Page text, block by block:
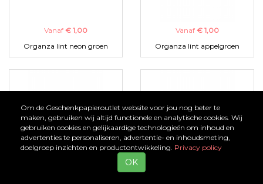
Vanaf € 1,00
Organza lint neon groen
Vanaf € 1,00
Organza lint appelgroen
Vanaf Vanaf€ 1,00
Om de Geschenkpapieroutlet website voor jou nog beter te
maken, gebruiken wij altijd functionele en analytische cookies. Wij
gebruiken cookies en gelijkaardige technologieën om inhoud en
advertenties te personaliseren, advertentie- en inhoudsmeting,
doelgroep inzichten en productontwikkeling. Privacy policy
OK